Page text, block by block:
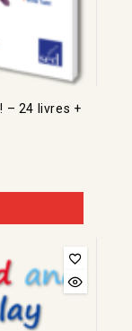
– 24 livres +